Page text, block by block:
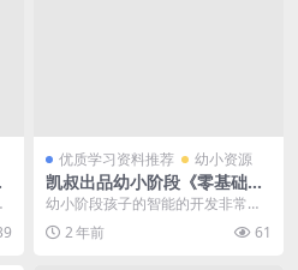
优质学习资料推荐 幼小资源
凯叔出品幼小阶段《零基础创
意积木拼插》智能开发视频课
载，儿童头脑开发视频
幼小阶段孩子的智能的开发非常重
要，通过积木的各种拼插组合，刺
激和训练孩子的大脑，...
2 年前 61